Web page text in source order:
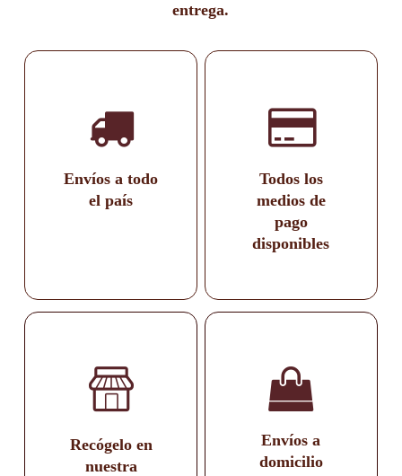
entrega.
Envíos a todo
el país
Todos los
medios de
pago
disponibles
Recógelo en
nuestra
Envíos a
domicilio